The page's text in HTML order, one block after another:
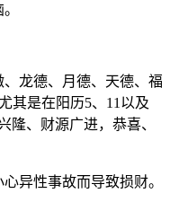
龙德、月德、天德、福
其是在阳历5、11以及
隆、财源广进，恭喜、
异性事故而导致损财。